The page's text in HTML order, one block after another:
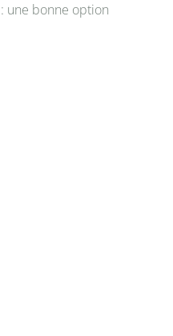
une bonne option